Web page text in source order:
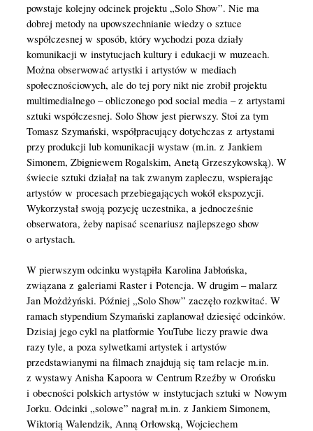
powstaje kolejny odcinek projektu „Solo Show”. Nie ma
dobrej metody na upowszechnianie wiedzy o sztuce
współczesnej w sposób, który wychodzi poza działy
komunikacji w instytucjach kultury i edukacji w muzeach.
Można obserwować artystki i artystów w mediach
społecznościowych, ale do tej pory nikt nie zrobił projektu
multimedialnego – obliczonego pod social media – z artystami
sztuki współczesnej. Solo Show jest pierwszy. Stoi za tym
Tomasz Szymański, współpracujący dotychczas z artystami
przy produkcji lub komunikacji wystaw (m.in. z Jankiem
Simonem, Zbigniewem Rogalskim, Anetą Grzeszykowską). W
świecie sztuki działał na tak zwanym zapleczu, wspierając
artystów w procesach przebiegających wokół ekspozycji.
Wykorzystał swoją pozycję uczestnika, a jednocześnie
obserwatora, żeby napisać scenariusz najlepszego show
o artystach.
W pierwszym odcinku wystąpiła Karolina Jabłońska,
związana z galeriami Raster i Potencja. W drugim – malarz
Jan Możdżyński. Później „Solo Show” zaczęło rozkwitać. W
ramach stypendium Szymański zaplanował dziesięć odcinków.
Dzisiaj jego cykl na platformie YouTube liczy prawie dwa
razy tyle, a poza sylwetkami artystek i artystów
przedstawianymi na filmach znajdują się tam relacje m.in.
z wystawy Anisha Kapoora w Centrum Rzeźby w Orońsku
i obecności polskich artystów w instytucjach sztuki w Nowym
Jorku. Odcinki „solowe” nagrał m.in. z Jankiem Simonem,
Wiktorią Walendzik, Anną Orłowską, Wojciechem